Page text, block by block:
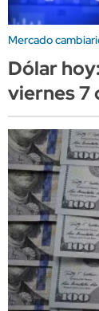
Mercado
Dólar
viernes 7